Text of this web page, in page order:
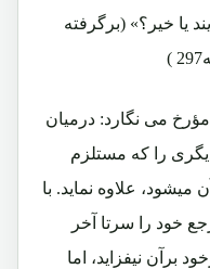
يا خير؟» (برگرفته
می نگارد: درمیان
را که مستلزم
علاوه نماید. با
خود را سرتا آخر
برآن نیفزاید، اما